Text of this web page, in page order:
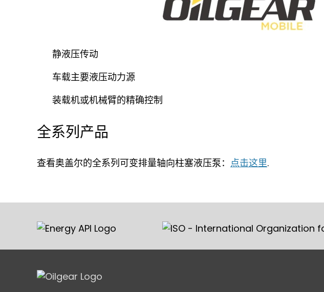
静液压传动
车载主要液压动力源
装载机或机械臂的精确控制
全系列产品
查看奥盖尔的全系列可变排量轴向柱塞液压泵： 点击这里.